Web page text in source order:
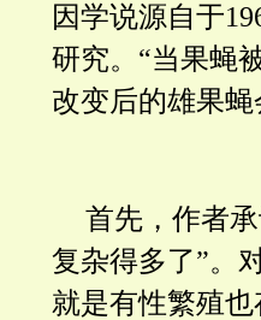
因学说源自于
研究。“当果蝇
改变后的雄果
首先，作者
复杂得多了”。
就是有性繁殖